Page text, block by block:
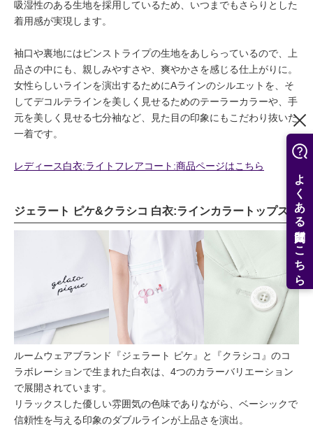
よくある質問はこちら
吸湿性のある生地を採用しているため、いつまでもさらりとした
着用感が実現します。
袖口や裏地にはピンストライプの生地をあしらっているので、上
品さの中にも、親しみやすさや、爽やかさを感じる仕上がりに。
女性らしいラインを演出するためにAラインのシルエットを、そ
してデコルテラインを美しく見せるためのテーラーカラーや、手
元を美しく見せる七分袖など、見た目の印象にもこだわり抜いた
一着です。
レディース白衣:ライトフレアコート:商品ページはこちら
ジェラート ピケ&クラシコ 白衣:ラインカラートップス
ルームウェアブランド『ジェラート ピケ』と『クラシコ』のコ
ラボレーションで生まれた白衣は、4つのカラーバリエーション
で展開されています。
リラックスした優しい雰囲気の色味でありながら、ベーシックで
信頼性を与える印象のダブルラインが上品さを演出。